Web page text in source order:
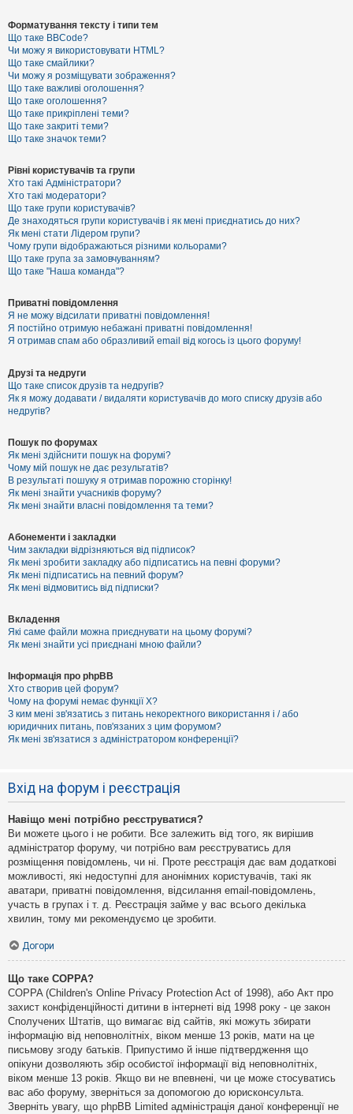
П
о
ш
у
к
Д
о
п
о
г
а
Форматування тексту і типи тем
Що таке BBCode?
Чи можу я використовувати HTML?
Що таке смайлики?
Чи можу я розміщувати зображення?
Що таке важливі оголошення?
Що таке оголошення?
Що таке прикріплені теми?
Що таке закриті теми?
Що таке значок теми?
Рівні користувачів та групи
Хто такі Адміністратори?
Хто такі модератори?
Що таке групи користувачів?
Де знаходяться групи користувачів і як мені приєднатись до них?
Як мені стати Лідером групи?
Чому групи відображаються різними кольорами?
Що таке група за замовчуванням?
Що таке "Наша команда"?
Приватні повідомлення
Я не можу відсилати приватні повідомлення!
Я постійно отримую небажані приватні повідомлення!
Я отримав спам або образливий email від когось із цього форуму!
Друзі та недруги
Що таке список друзів та недругів?
Як я можу додавати / видаляти користувачів до мого списку друзів або
недругів?
Пошук по форумах
Як мені здійснити пошук на форумі?
Чому мій пошук не дає результатів?
В результаті пошуку я отримав порожню сторінку!
Як мені знайти учасників форуму?
Як мені знайти власні повідомлення та теми?
Абонементи і закладки
Чим закладки відрізняються від підписок?
Як мені зробити закладку або підписатись на певні форуми?
Як мені підписатись на певний форум?
Як мені відмовитись від підписки?
Вкладення
Які саме файли можна приєднувати на цьому форумі?
Як мені знайти усі приєднані мною файли?
Інформація про phpBB
Хто створив цей форум?
Чому на форумі немає функції X?
З ким мені зв'язатись з питань некоректного використання і / або
юридичних питань, пов'язаних з цим форумом?
Як мені зв'язатися з адміністратором конференції?
Вхід на форум і реєстрація
Навіщо мені потрібно реєструватися?
Ви можете цього і не робити. Все залежить від того, як вирішив
адміністратор форуму, чи потрібно вам реєструватись для
розміщення повідомлень, чи ні. Проте реєстрація дає вам додаткові
можливості, які недоступні для анонімних користувачів, такі як
аватари, приватні повідомлення, відсилання email-повідомлень,
участь в групах і т. д. Реєстрація займе у вас всього декілька
хвилин, тому ми рекомендуємо це зробити.
Догори
Що таке COPPA?
COPPA (Children's Online Privacy Protection Act of 1998), або Акт про
захист конфіденційності дитини в інтернеті від 1998 року - це закон
Сполучених Штатів, що вимагає від сайтів, які можуть збирати
інформацію від неповнолітніх, віком менше 13 років, мати на це
письмову згоду батьків. Припустимо й інше підтвердження що
опікуни дозволяють збір особистої інформації від неповнолітніх,
віком менше 13 років. Якщо ви не впевнені, чи це може стосуватись
вас або форуму, зверніться за допомогою до юрисконсульта.
Зверніть увагу, що phpBB Limited адміністрація даної конференції не